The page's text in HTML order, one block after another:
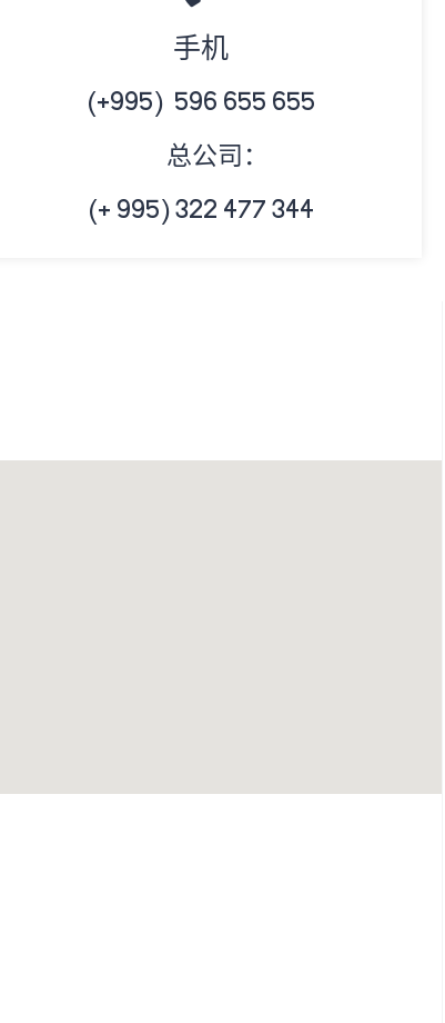
手机
(+995) 596 655 655
总公司：
(+ 995) 322 477 344